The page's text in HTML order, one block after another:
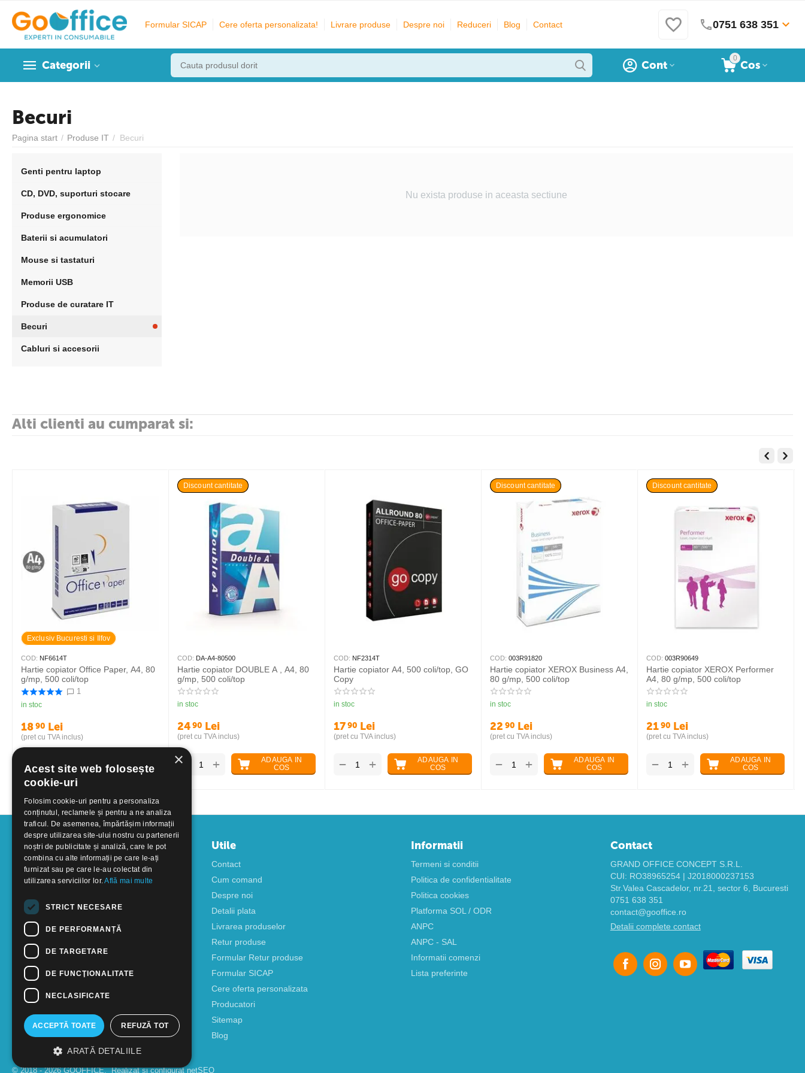
Formular SICAP Cere oferta personalizata! Livrare produse Despre noi Reduceri Blog Contact 0751 638 351
Categorii
0
Cos
Cont
Becuri
Pagina start / Produse IT / Becuri
Nu exista produse in aceasta sectiune
Genti pentru laptop
CD, DVD, suporturi stocare
Produse ergonomice
Baterii si acumulatori
Mouse si tastaturi
Memorii USB
Produse de curatare IT
Becuri
Cabluri si accesorii
Alti clienti au cumparat si:
Exclusiv Bucuresti si Ilfov
COD: NF6614T
Hartie copiator Office Paper, A4, 80
g/mp, 500 coli/top
1
in stoc
1890 Lei
(pret cu TVA inclus)
COS
+
−
Discount cantitate
COD: DA-A4-80500
Hartie copiator DOUBLE A , A4, 80
g/mp, 500 coli/top
in stoc
2490 Lei
(pret cu TVA inclus)
ADAUGA IN
COS
+
COD: NF2314T
Hartie copiator A4, 500 coli/top, GO
Copy
in stoc
1790 Lei
(pret cu TVA inclus)
ADAUGA IN
COS
+
−
Discount cantitate
COD: 003R91820
Hartie copiator XEROX Business A4,
80 g/mp, 500 coli/top
in stoc
22 90 Lei
(pret cu TVA inclus)
ADAUGA IN
COS
+
−
Discount cantitate
COD: 003R90649
Hartie copiator XEROX Performer
A4, 80 g/mp, 500 coli/top
in stoc
2190 Lei
(pret cu TVA inclus)
ADAUGA IN
COS
+
−
Contul meu
Creati cont
Utile
Contact
Cum comand
Despre noi
Detalii plata
Livrarea produselor
Retur produse
Formular Retur produse
Formular SICAP
Cere oferta personalizata
Producatori
Sitemap
Blog
Informatii
Termeni si conditii
Politica de confidentialitate
Politica cookies
Platforma SOL / ODR
ANPC
ANPC - SAL
Informatii comenzi
Lista preferinte
Contact
GRAND OFFICE CONCEPT S.R.L.
CUI: RO38965254 | J2018000237153
Str.Valea Cascadelor, nr.21, sector 6, Bucuresti
0751 638 351
contact@gooffice.ro
Detalii complete contact
© 2018 - 2026 GOOFFICE. Realizat si configuratnetSEO
×
Acest site web folosește
cookie-uri
Folosim cookie-uri pentru a personaliza
conținutul, reclamele și pentru a ne analiza
traficul. De asemenea, împărtășim informații
despre utilizarea site-ului nostru cu partenerii
noștri de publicitate și analiză, care le pot
combina cu alte informații pe care le-ați
furnizat sau pe care le-au colectat din
utilizarea serviciilor lor.Află mai multe
STRICT NECESARE
DE PERFORMANȚĂ
DE TARGETARE
DE FUNCŢIONALITATE
NECLASIFICATE
ACCEPTĂ TOATE REFUZĂ TOT
ARATĂ DETALIILE